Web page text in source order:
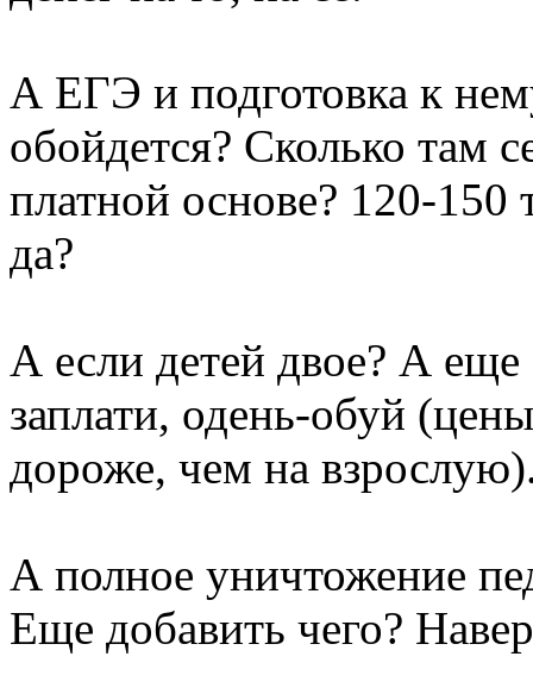
А ЕГЭ и подготовка к
обойдется? Сколько там
платной основе? 120-150
да?
А если детей двое? А еще
заплати, одень-обуй
дороже, чем на
А полное уничтожение
Еще добавить чего?